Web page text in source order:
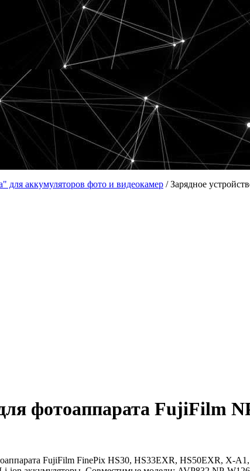
для аккумуляторов фото и видеокамер /Зарядное
фотоаппарата FujiFilm
FujiFilm FinePix HS30, HS33EXR, HS50EXR,